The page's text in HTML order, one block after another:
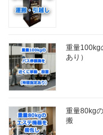
重量100kg
あり）
重量80kg
搬